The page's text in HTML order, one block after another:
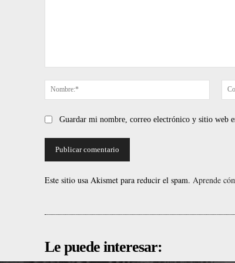
Guardar mi nombre, correo electrónico y sitio web
Este sitio usa Akismet para reducir el spam. Aprende
Le puede interesar: